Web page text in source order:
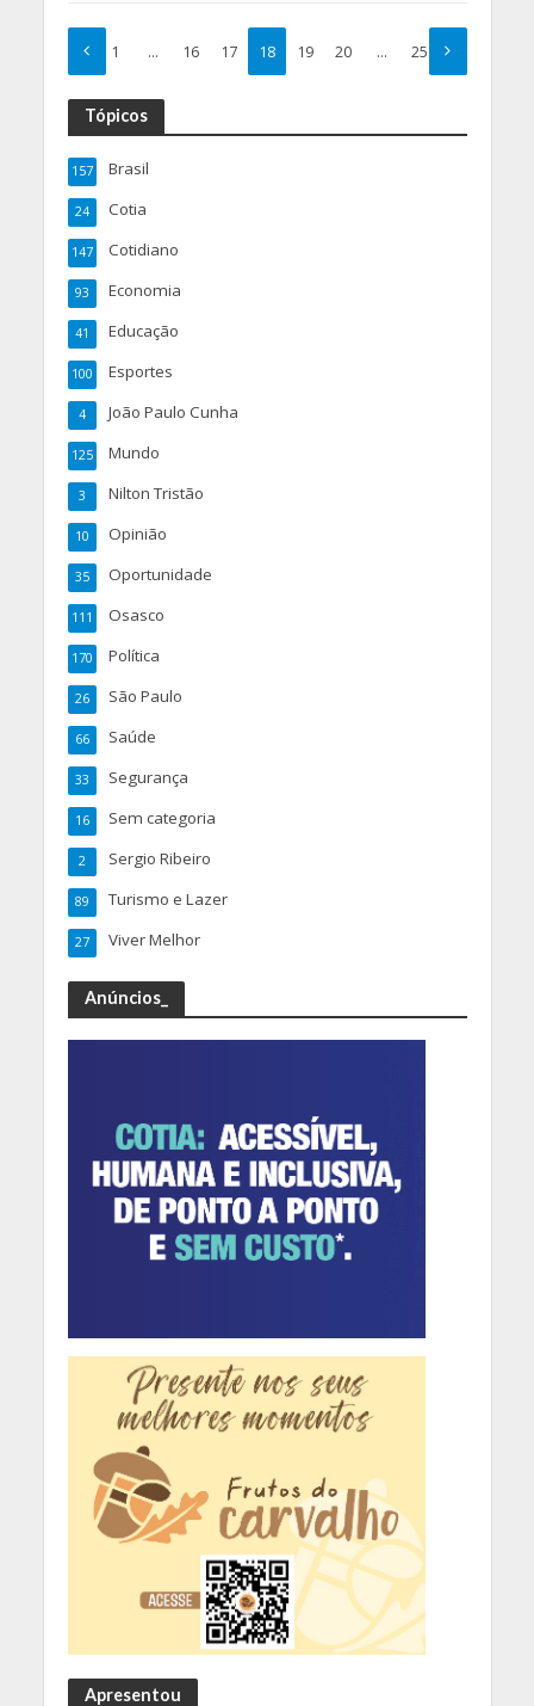
1 … 16 17 18 19 20 … 25
Tópicos
Brasil
157
Cotia
24
Cotidiano
147
Economia
93
Educação
41
Esportes
100
João Paulo Cunha
4
Mundo
125
Nilton Tristão
3
Opinião
10
Oportunidade
35
Osasco
111
Política
170
São Paulo
26
Saúde
66
Segurança
33
Sem categoria
16
Sergio Ribeiro
2
Turismo e Lazer
89
Viver Melhor
27
Anúncios_
Apresentou